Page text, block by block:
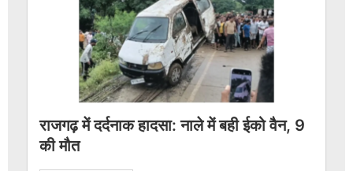
राजगढ़ में दर्दनाक हादसा: नाले में बही ईको वैन, 9
की मौत